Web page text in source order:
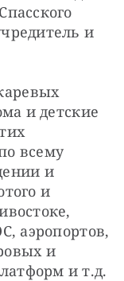
и
и детские
всему
и
и
аэропортов,
и
и т.д.